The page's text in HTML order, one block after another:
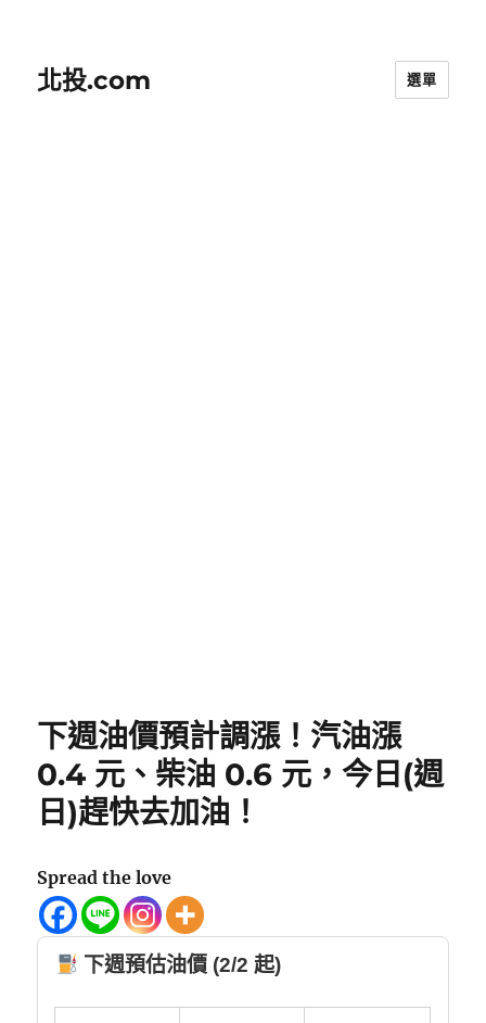
北投.com 選單
下週油價預計調漲！汽油漲
0.4 元、柴油 0.6 元，今日(週
日)趕快去加油！
Spread the love
下週預估油價 (2/2 起)